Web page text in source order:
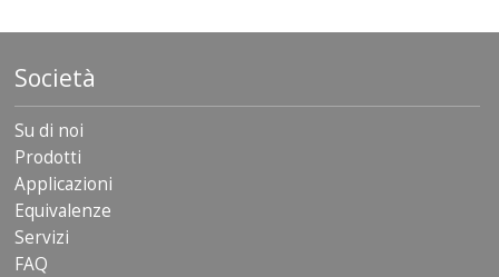
Società
Su di noi
Prodotti
Applicazioni
Equivalenze
Servizi
FAQ